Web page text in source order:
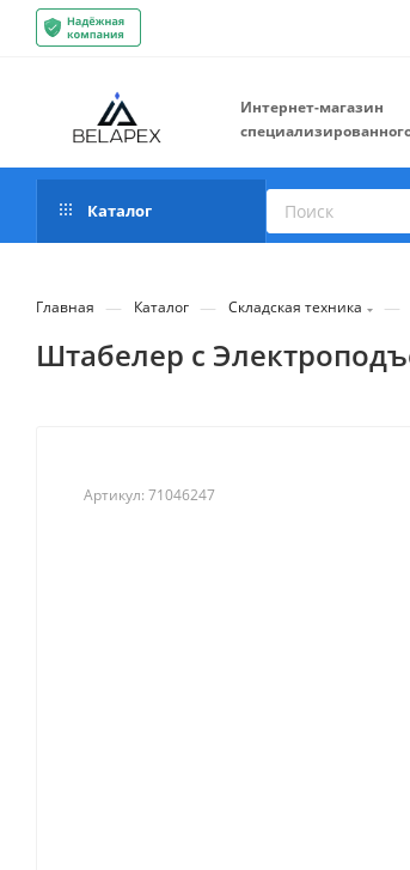
Интернет-магазин
Каталог
Главная — Каталог — Складская техника —
Штабелер с
Артикул: 71046247